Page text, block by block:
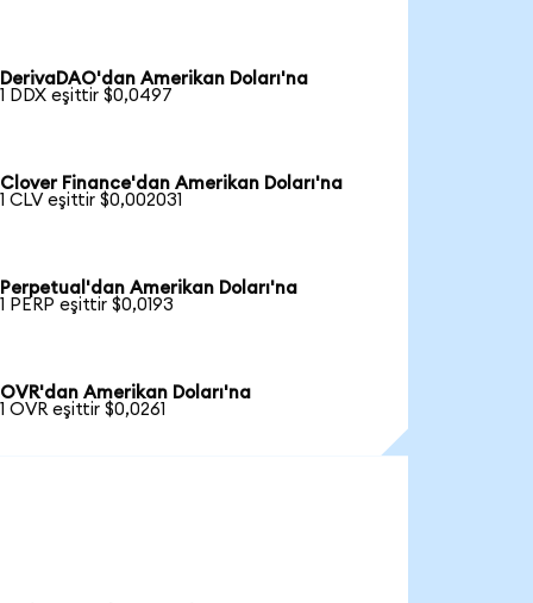
DerivaDAO'dan Amerikan Doları'na
1 DDX eşittir $0,0497
Clover Finance'dan Amerikan Doları'na
1 CLV eşittir $0,002031
Perpetual'dan Amerikan Doları'na
1 PERP eşittir $0,0193
OVR'dan Amerikan Doları'na
1 OVR eşittir $0,0261